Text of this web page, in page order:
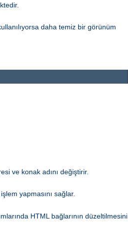
daha temiz bir görünüm
ve konak adını değiştirir.
yapmasını sağlar.
HTML bağlarının düzeltilmesini